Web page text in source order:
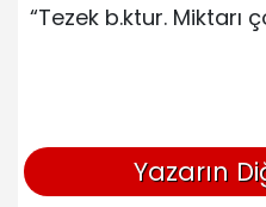
“Tezek b.ktur. Miktarı
Yazarın